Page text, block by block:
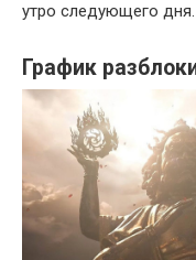
утро следующего дня.
График